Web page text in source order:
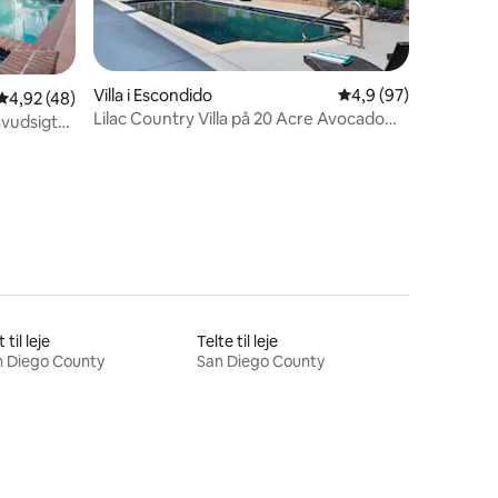
omtaler
ud af 5 i gennemsnitlig bedømmelse, 48 omtaler
4,92 (48)
Villa i Escondido 4,9 ud af 5 i
4,9 (97)
Lilac Country Villa på 20 Acre Avocado
til leje
Diego County
Telte til leje
San Diego County